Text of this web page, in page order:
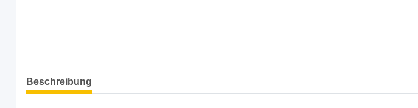
weitere Registerkarten anzeigen
Beschreibung